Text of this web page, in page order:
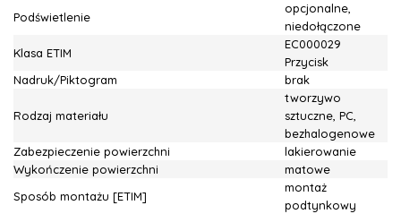
Podświetlenie
opcjonalne,
niedołączone
Klasa ETIM
EC000029
Przycisk
Nadruk/Piktogram
brak
Rodzaj materiału
tworzywo
sztuczne, PC,
bezhalogenowe
Zabezpieczenie powierzchni
lakierowanie
Wykończenie powierzchni
matowe
Sposób montażu [ETIM]
montaż
podtynkowy